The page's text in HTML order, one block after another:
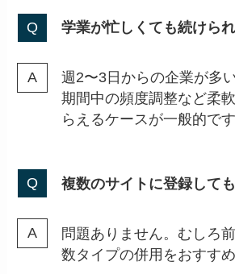
学業が忙しくても続けら
週2〜3日からの企業が多
期間中の頻度調整など柔
らえるケースが一般的です
複数のサイトに登録して
問題ありません。むしろ
数タイプの併用をおすす